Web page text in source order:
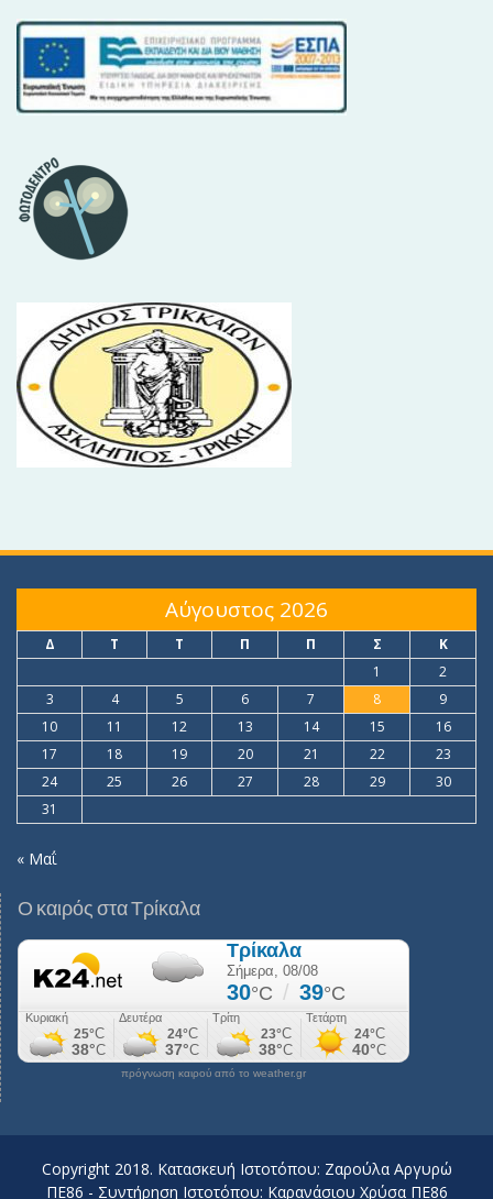
Αύγουστος 2026
Δ Τ Τ Π Π Σ
Κ
1
2
3
4 5 6 7 8
9
10
11 12 13 14 15
16
17
18 19 20 21 22
23
24
25 26 27 28 29
30
31
« Μαΐ
Ο καιρός στα Τρίκαλα
πρόγνωση καιρού από το weather.gr
Copyright 2018. Κατασκευή Ιστοτόπου: Ζαρούλα Αργυρώ
ΠΕ86 - Συντήρηση Ιστοτόπου: Καρανάσιου Χρύσα ΠΕ86